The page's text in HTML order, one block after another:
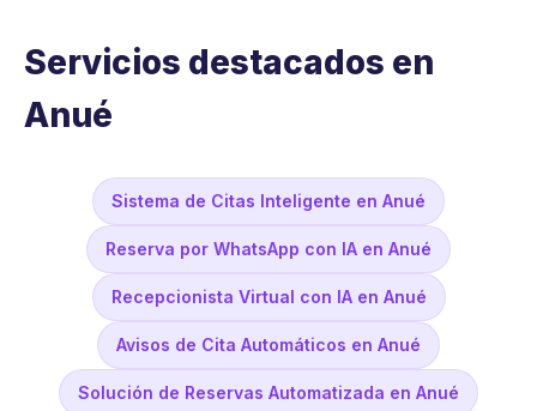
Servicios destacados en
Anué
Sistema de Citas Inteligente en Anué
Reserva por WhatsApp con IA en Anué
Recepcionista Virtual con IA en Anué
Avisos de Cita Automáticos en Anué
Solución de Reservas Automatizada en Anué